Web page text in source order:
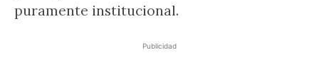
puramente institucional.
Publicidad